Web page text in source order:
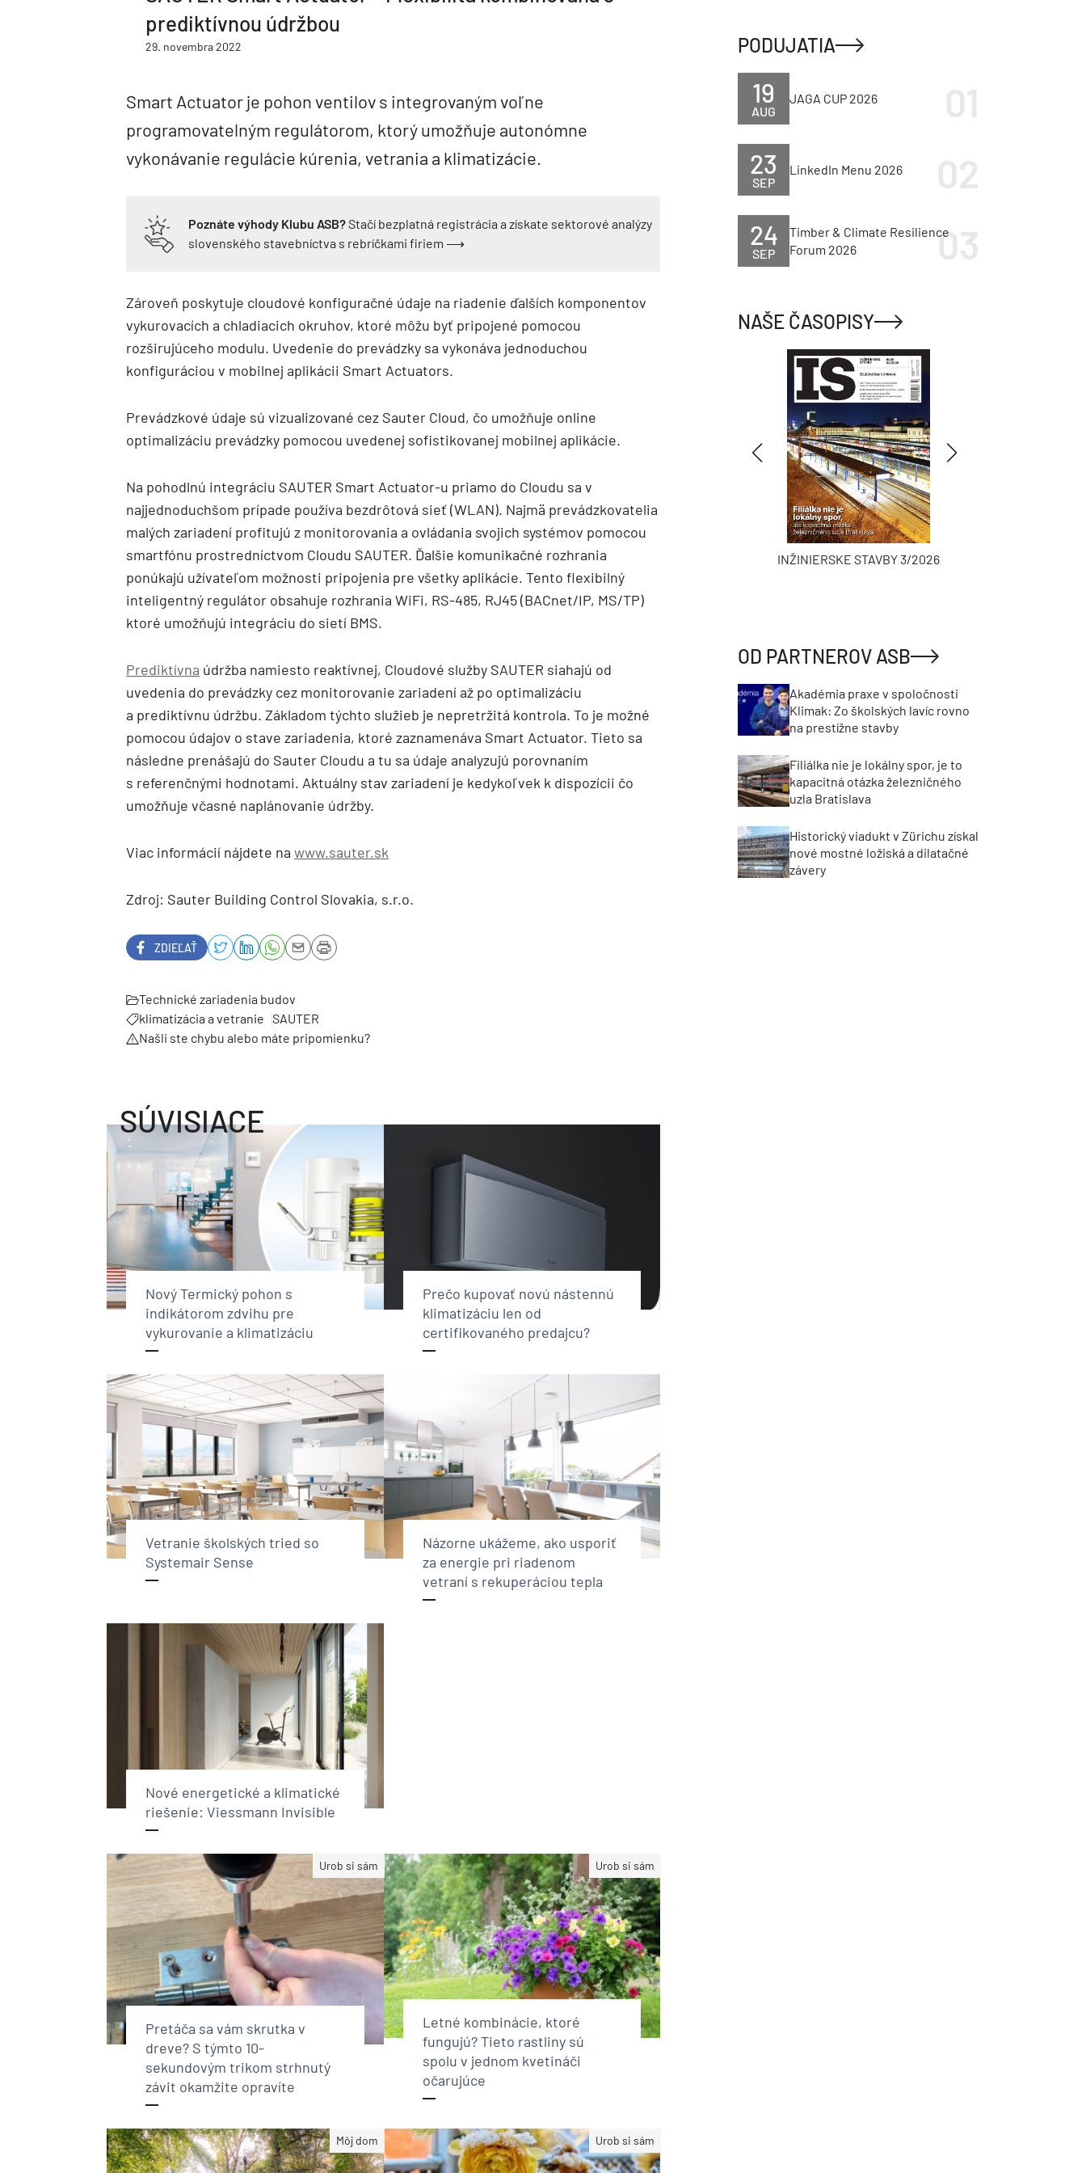
prediktívnou údržbou
29. novembra 2022
Smart Actuator je pohon ventilov s integrovaným voľne
programovatelným regulátorom, ktorý umožňuje autonómne
vykonávanie regulácie kúrenia, vetrania a klimatizácie.
Poznáte výhody Klubu ASB?Stačí bezplatná registrácia a získate sektorové analýzy
slovenského stavebníctva s rebríčkami firiem ⟶
Zároveň poskytuje cloudové konfiguračné údaje na riadenie ďalších komponentov
vykurovacích a chladiacich okruhov, ktoré môžu byť pripojené pomocou
rozširujúceho modulu. Uvedenie do prevádzky sa vykonáva jednoduchou
konfiguráciou v mobilnej aplikácii Smart Actuators.
Prevádzkové údaje sú vizualizované cez Sauter Cloud, čo umožňuje online
optimalizáciu prevádzky pomocou uvedenej sofistikovanej mobilnej aplikácie.
Na pohodlnú integráciu SAUTER Smart Actuator-u priamo do Cloudu sa v
najjednoduchšom prípade používa bezdrôtová sieť (WLAN). Najmä prevádzkovatelia
malých zariadení profitujú z monitorovania a ovládania svojich systémov pomocou
smartfónu prostredníctvom Cloudu SAUTER. Ďalšie komunikačné rozhrania
ponúkajú užívateľom možnosti pripojenia pre všetky aplikácie. Tento flexibilný
inteligentný regulátor obsahuje rozhrania WiFi, RS-485, RJ45 (BACnet/IP, MS/TP)
ktoré umožňujú integráciu do sietí BMS.
Prediktívna údržba namiesto reaktívnej, Cloudové služby SAUTER siahajú od
uvedenia do prevádzky cez monitorovanie zariadení až po optimalizáciu
a prediktívnu údržbu. Základom týchto služieb je nepretržitá kontrola. To je možné
pomocou údajov o stave zariadenia, ktoré zaznamenáva Smart Actuator. Tieto sa
následne prenášajú do Sauter Cloudu a tu sa údaje analyzujú porovnaním
s referenčnými hodnotami. Aktuálny stav zariadení je kedykoľvek k dispozícii čo
umožňuje včasné naplánovanie údržby.
Viac informácií nájdete na www.sauter.sk
Zdroj: Sauter Building Control Slovakia, s.r.o.
ZDIEĽAŤ
Technické zariadenia budov
klimatizácia a vetranie SAUTER
Našli ste chybu alebo máte pripomienku?
SÚVISIACE
Nový Termický pohon s
indikátorom zdvihu pre
vykurovanie a klimatizáciu
Prečo kupovať novú nástennú
klimatizáciu len od
certifikovaného predajcu?
Vetranie školských tried so
Systemair Sense
Názorne ukážeme, ako usporiť
za energie pri riadenom
vetraní s rekuperáciou tepla
Nové energetické a klimatické
riešenie: Viessmann Invisible
Urob si sám
Pretáča sa vám skrutka v
dreve? S týmto 10-
sekundovým trikom strhnutý
závit okamžite opravíte
Urob si sám
Letné kombinácie, ktoré
fungujú? Tieto rastliny sú
spolu v jednom kvetináči
očarujúce
Môj dom Urob si sám
PODUJATIA
AUG
19 JAGA CUP 2026
SEP
23 LinkedIn Menu 2026
SEP
24
Timber & Climate Resilience
Forum 2026
NAŠE ČASOPISY
TZB HAUSTECHNIK 3/2026 INŽINIERSKE STAVBY 3/2026
OD PARTNEROV ASB
Akadémia praxe v spoločnosti
Klimak: Zo školských lavíc rovno
na prestížne stavby
Filiálka nie je lokálny spor, je to
kapacitná otázka železničného
uzla Bratislava
Historický viadukt v Zürichu získal
nové mostné ložiská a dilatačné
závery